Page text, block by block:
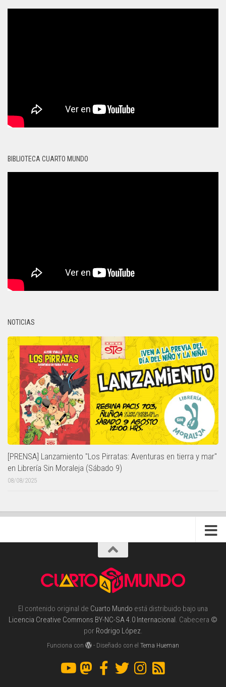
BIBLIOTECA CUARTO MUNDO
NOTICIAS
[PRENSA] Lanzamiento "Los Pirratas: Aventuras en tierra y mar"
en Librería Sin Moraleja (Sábado 9)
08/08/2025
El contenido original de Cuarto Mundo está distribuido bajo una
Licencia Creative Commons BY-NC-SA 4.0 Internacional. Cabecera ©
por Rodrigo López.
Funciona con - Diseñado con elTema Hueman